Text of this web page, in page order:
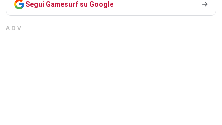
Segui Gamesurf su Google
ADV